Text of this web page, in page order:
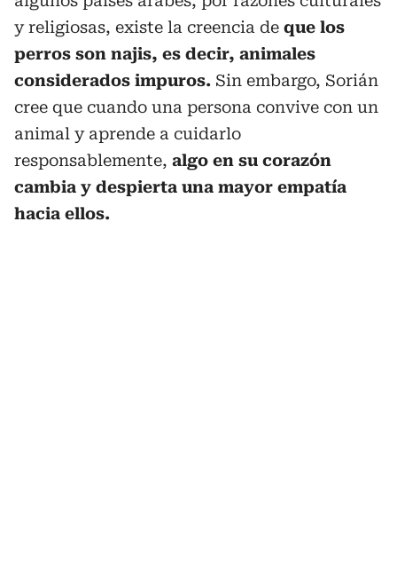
y religiosas, existe la creencia de que los
perros son najis, es decir, animales
considerados impuros. Sin embargo, Sorián
cree que cuando una persona convive con un
animal y aprende a cuidarlo
responsablemente, algo en su corazón
cambia y despierta una mayor empatía
hacia ellos.